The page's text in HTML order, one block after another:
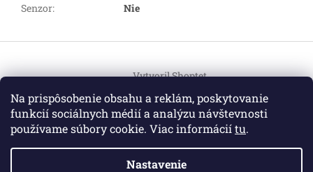
Na prispôsobenie obsahu a reklám, poskytovanie
funkcií sociálnych médií a analýzu návštevnosti
používame súbory cookie. Viac informáciítu.
Nastavenie
Senzor: Nie
p
Vytvoril Shoptet
Copyright 2026HEMI Elektro. Všetky práva vyhradené.
Upraviť nastavenie cookies